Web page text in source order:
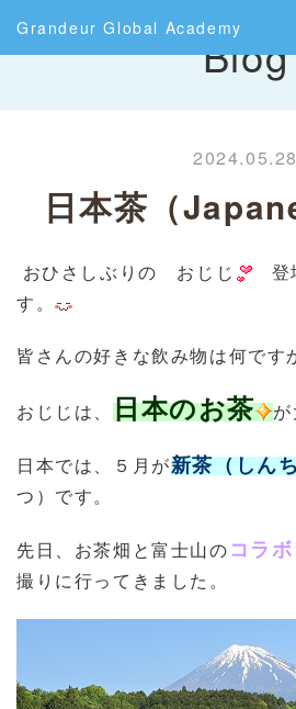
Grandeur Global AcademyBlog
2024.05.28
日本茶（
おひさしぶりの おじじ
登
す。
皆さんの好きな飲み物は何です
おじじは、 日本のお茶 が
日本では、５月が新茶（しんち
つ）です。
先日、お茶畑と富士山の コラ
撮りに行ってきました。